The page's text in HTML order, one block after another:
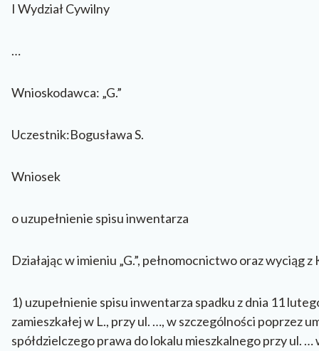
I Wydział Cywilny
…
Wnioskodawca: „G.”
Uczestnik:Bogusława S.
Wniosek
o uzupełnienie spisu inwentarza
Działając w imieniu „G.”, pełnomocnictwo oraz wyciąg z
1) uzupełnienie spisu inwentarza spadku z dnia 11
zamieszkałej w L., przy ul. …, w szczególności poprzez
spółdzielczego prawa do lokalu mieszkalnego przy ul.